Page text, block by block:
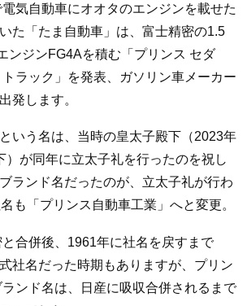
気自動車にオオタのエンジンを載せた
た「たま自動車」は、富士精密の1.5
ンジンFG4Aを積む「プリンス セダ
ラック」を発表、ガソリン車メーカー
発します。
いう名は、当時の皇太子殿下（2023年
）が同年に立太子礼を行ったのを祝し
ランド名だったのが、立太子礼が行わ
も「プリンス自動車工業」へと変更。
合併後、1961年に社名を戻すまで
社名だった時期もありますが、プリン
ンド名は、日産に吸収合併されるまで